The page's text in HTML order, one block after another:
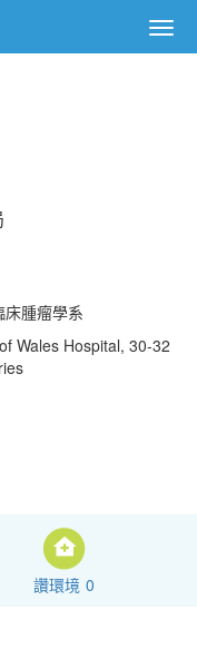
腫瘤學系
Wales Hospital, 30-32
讚環境 0